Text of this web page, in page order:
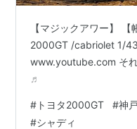
【マジックアワー】
2000GT /cabriolet 1/
www.youtube.com そ
♬
# トヨタ2000GT #神
#シャディ